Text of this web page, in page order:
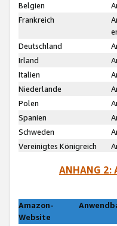
Belgien
Frankreich
Deutschland
Irland
Italien
Niederlande
Polen
Spanien
Schweden
Vereinigtes Königreich
ANHANG 2:
Amazon-
Website